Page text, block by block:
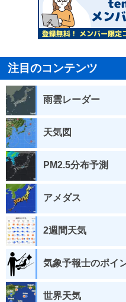
注目のコンテンツ
雨雲レーダー
天気図
PM2.5分布予測
アメダス
2週間天気
気象予報士のポイ
世界天気